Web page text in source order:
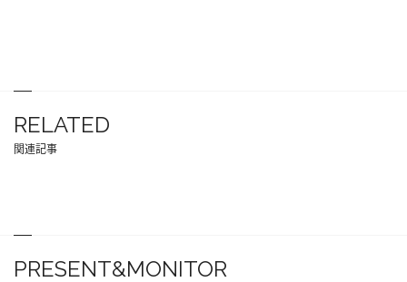
RELATED
関連記事
PRESENT&MONITOR